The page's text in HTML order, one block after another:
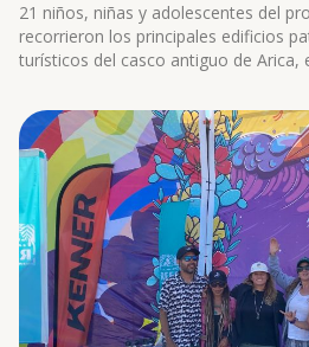
21 niños, niñas y adolescentes del
recorrieron los principales edificios
turísticos del casco antiguo de Arica,